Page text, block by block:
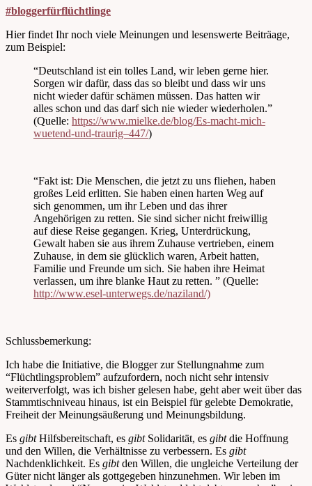
#bloggerfürflüchtlinge
Hier findet Ihr noch viele Meinungen und lesenswerte Beiträage,
zum Beispiel:
“Deutschland ist ein tolles Land, wir leben gerne hier.
Sorgen wir dafür, dass das so bleibt und dass wir uns
nicht wieder dafür schämen müssen. Das hatten wir
alles schon und das darf sich nie wieder wiederholen.”
(Quelle: https://www.mielke.de/blog/Es-macht-mich-
wuetend-und-traurig–447/)
“Fakt ist: Die Menschen, die jetzt zu uns fliehen, haben
großes Leid erlitten. Sie haben einen harten Weg auf
sich genommen, um ihr Leben und das ihrer
Angehörigen zu retten. Sie sind sicher nicht freiwillig
auf diese Reise gegangen. Krieg, Unterdrückung,
Gewalt haben sie aus ihrem Zuhause vertrieben, einem
Zuhause, in dem sie glücklich waren, Arbeit hatten,
Familie und Freunde um sich. Sie haben ihre Heimat
verlassen, um ihre blanke Haut zu retten. ” (Quelle:
http://www.esel-unterwegs.de/naziland/)
Schlussbemerkung:
Ich habe die Initiative, die Blogger zur Stellungnahme zum
“Flüchtlingsproblem” aufzufordern, noch nicht sehr intensiv
weiterverfolgt, was ich bisher gelesen habe, geht aber weit über das
Stammtischniveau hinaus, ist ein Beispiel für gelebte Demokratie,
Freiheit der Meinungsäußerung und Meinungsbildung.
Es gibtHilfsbereitschaft, es gibtSolidarität, es gibtdie Hoffnung
und den Willen, die Verhältnisse zu verbessern. Es gibt
Nachdenklichkeit. Es gibtden Willen, die ungleiche Verteilung der
Güter nicht länger als gottgegeben hinzunehmen. Wir leben im